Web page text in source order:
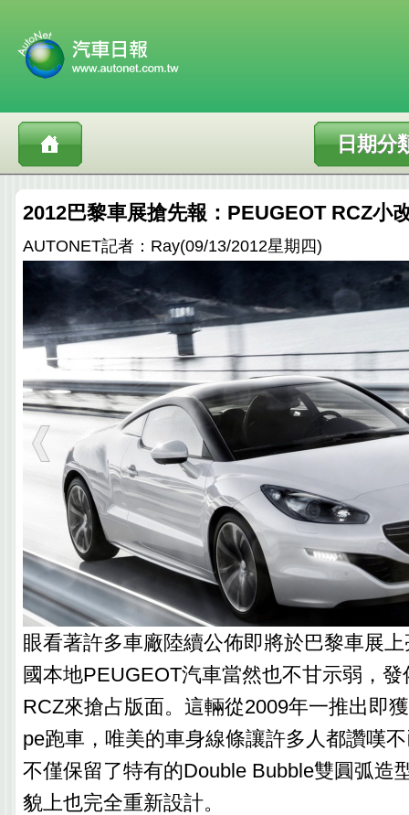
日期分
2012巴黎車展搶先報：PEUGEOT RCZ小
AUTONET記者：Ray(09/13/2012星期四)
眼看著許多車廠陸續公佈即將於巴黎車展
國本地PEUGEOT汽車當然也不甘示弱，
RCZ來搶占版面。這輛從2009年一推出即
pe跑車，唯美的車身線條讓許多人都讚嘆
不僅保留了特有的Double Bubble雙圓弧造
貌上也完全重新設計。